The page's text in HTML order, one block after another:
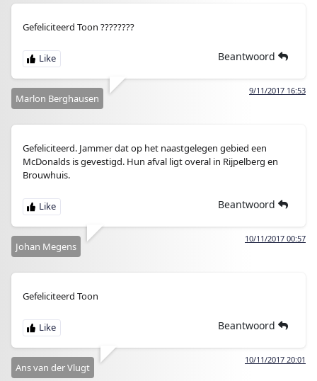
Gefeliciteerd Toon ????????
Beantwoord
9/11/2017 16:53
Marlon Berghausen
Gefeliciteerd. Jammer dat op het naastgelegen gebied een
McDonalds is gevestigd. Hun afval ligt overal in Rijpelberg en
Brouwhuis.
Beantwoord
10/11/2017 00:57
Johan Megens
Gefeliciteerd Toon
Beantwoord
10/11/2017 20:01
Ans van der Vlugt